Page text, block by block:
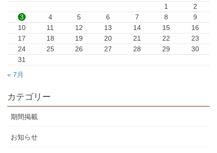
1
2
3
4 5 6 7 8
9
10
11 12 13 14 15
16
17
18 19 20 21 22
23
24
25 26 27 28 29
30
31
« 7月
カテゴリー
期間掲載
お知らせ